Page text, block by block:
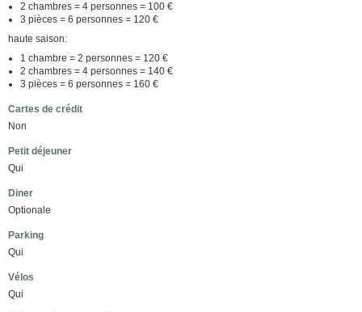
2 chambres = 4 personnes = 100 €
3 pièces = 6 personnes = 120 €
haute saison:
1 chambre = 2 personnes = 120 €
2 chambres = 4 personnes = 140 €
3 pièces = 6 personnes = 160 €
Cartes de crédit
Non
Petit déjeuner
Qui
Diner
Optionale
Parking
Qui
Vélos
Qui